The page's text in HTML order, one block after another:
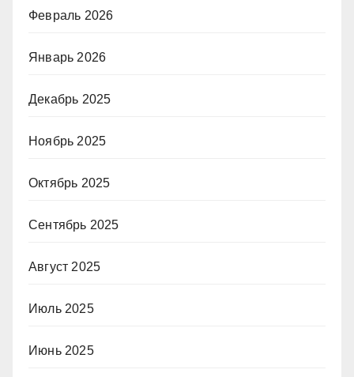
Февраль 2026
Январь 2026
Декабрь 2025
Ноябрь 2025
Октябрь 2025
Сентябрь 2025
Август 2025
Июль 2025
Июнь 2025